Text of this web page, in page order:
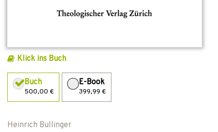
Klick ins Buch
Buch
500,00 €
E-Book
399,99 €
Heinrich Bullinger